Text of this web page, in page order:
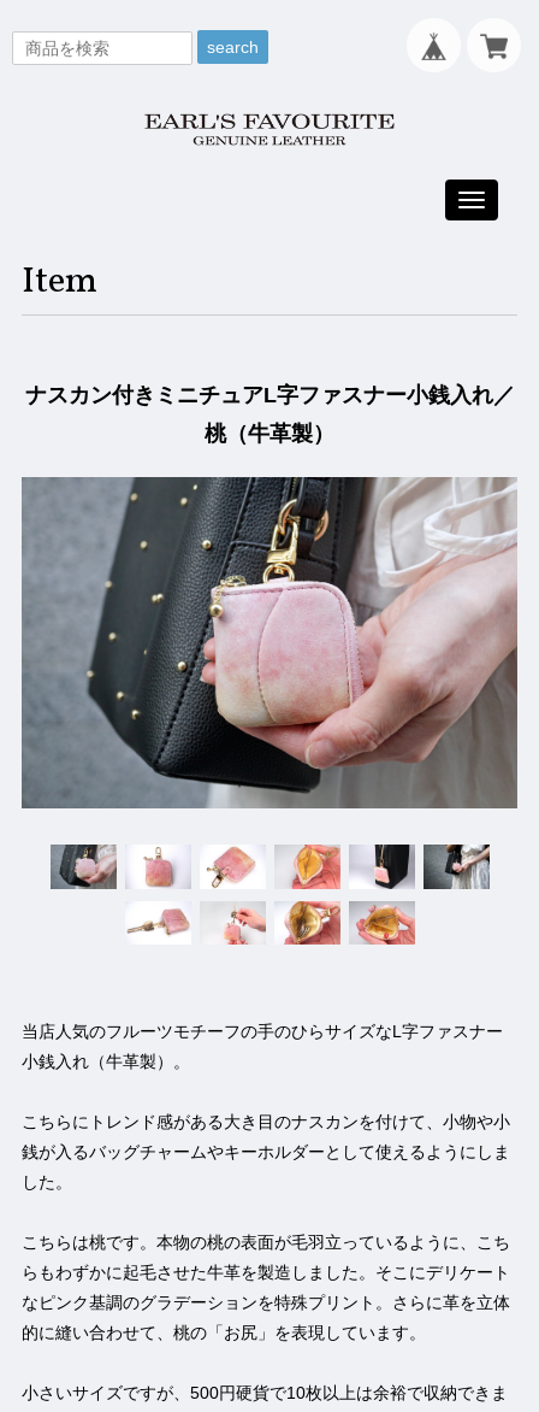
search
Toggle
Item
ナスカン付きミニチュアL字ファスナー小銭入れ／
桃（牛革製）
当店人気のフルーツモチーフの手のひらサイズなL字ファスナー
小銭入れ（牛革製）。
こちらにトレンド感がある大き目のナスカンを付けて、小物や小
銭が入るバッグチャームやキーホルダーとして使えるようにしま
した。
こちらは桃です。本物の桃の表面が毛羽立っているように、こち
らもわずかに起毛させた牛革を製造しました。そこにデリケート
なピンク基調のグラデーションを特殊プリント。さらに革を立体
的に縫い合わせて、桃の「お尻」を表現しています。
小さいサイズですが、500円硬貨で10枚以上は余裕で収納できま